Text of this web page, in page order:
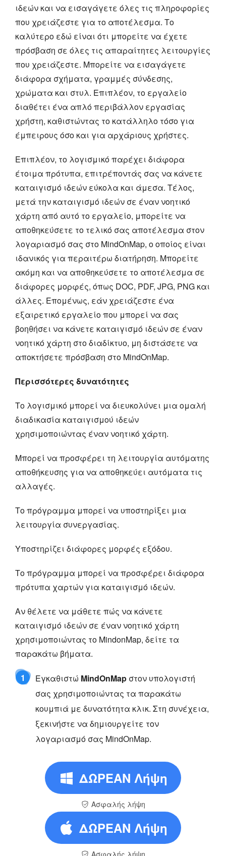
ιδεών και να εισαγάγετε όλες τις πληροφορίες
που χρειάζεστε για το αποτέλεσμα. Το
καλύτερο εδώ είναι ότι μπορείτε να έχετε
πρόσβαση σε όλες τις απαραίτητες λειτουργίες
που χρειάζεστε. Μπορείτε να εισαγάγετε
διάφορα σχήματα, γραμμές σύνδεσης,
χρώματα και στυλ. Επιπλέον, το εργαλείο
διαθέτει ένα απλό περιβάλλον εργασίας
χρήστη, καθιστώντας το κατάλληλο τόσο για
έμπειρους όσο και για αρχάριους χρήστες.
Επιπλέον, το λογισμικό παρέχει διάφορα
έτοιμα πρότυπα, επιτρέποντάς σας να κάνετε
καταιγισμό ιδεών εύκολα και άμεσα. Τέλος,
μετά την καταιγισμό ιδεών σε έναν νοητικό
χάρτη από αυτό το εργαλείο, μπορείτε να
αποθηκεύσετε το τελικό σας αποτέλεσμα στον
λογαριασμό σας στο MindOnMap, ο οποίος είναι
ιδανικός για περαιτέρω διατήρηση. Μπορείτε
ακόμη και να αποθηκεύσετε το αποτέλεσμα σε
διάφορες μορφές, όπως DOC, PDF, JPG, PNG και
άλλες. Επομένως, εάν χρειάζεστε ένα
εξαιρετικό εργαλείο που μπορεί να σας
βοηθήσει να κάνετε καταιγισμό ιδεών σε έναν
νοητικό χάρτη στο διαδίκτυο, μη διστάσετε να
αποκτήσετε πρόσβαση στο MindOnMap.
Περισσότερες δυνατότητες
Το λογισμικό μπορεί να διευκολύνει μια ομαλή
διαδικασία καταιγισμού ιδεών
χρησιμοποιώντας έναν νοητικό χάρτη.
Μπορεί να προσφέρει τη λειτουργία αυτόματης
αποθήκευσης για να αποθηκεύει αυτόματα τις
αλλαγές.
Το πρόγραμμα μπορεί να υποστηρίξει μια
λειτουργία συνεργασίας.
Υποστηρίζει διάφορες μορφές εξόδου.
Το πρόγραμμα μπορεί να προσφέρει διάφορα
πρότυπα χαρτών για καταιγισμό ιδεών.
Αν θέλετε να μάθετε πώς να κάνετε
καταιγισμό ιδεών σε έναν νοητικό χάρτη
χρησιμοποιώντας το MindonMap, δείτε τα
παρακάτω βήματα.
1 Εγκαθιστώ MindOnMap στον υπολογιστή
σας χρησιμοποιώντας τα παρακάτω
κουμπιά με δυνατότητα κλικ. Στη συνέχεια,
ξεκινήστε να δημιουργείτε τον
λογαριασμό σας MindOnMap.
ΔΩΡΕΑΝ Λήψη
Ασφαλής λήψη
ΔΩΡΕΑΝ Λήψη
Ασφαλής λήψη